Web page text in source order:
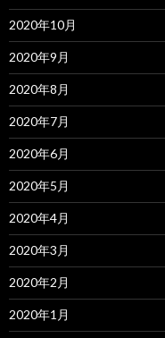
2020年10月
2020年9月
2020年8月
2020年7月
2020年6月
2020年5月
2020年4月
2020年3月
2020年2月
2020年1月